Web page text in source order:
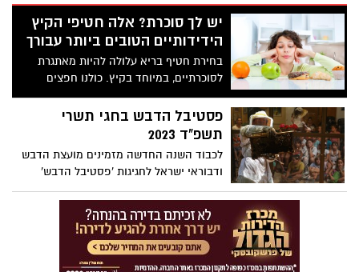
יש לך סוכרת? אלה חטיפי הקיץ
הידידותיים הטובים ביותר עבורך
בחירת חטיף בריא עלולה להיות מאתגרת
לסוכרתיים, במיוחד בקיץ. כולנו חפצים
במשהו שישביע לאורך זמן, שיהיה טעים, קריר
ושלא יעלה את רמת הסוכר בדם גבוה מדי.
הבשורות הטובות הן שיש מספר נשנושים
פסטיבל הדבש בחגי תשרי
תשפ"ד 2023
לכבוד השנה החדשה מזמינים מועצת הדבש
ודבוראי ישראל לחגיגות 'פסטיבל הדבש'
שיתקיימו לאורך חגי תשרי תשפ"ד 2023
במרכזי המבקרים במכוורות בדרום וברחבי
הארץ, לצד פעילות מעשירה ללמידה על
עולמן של הדבורים והדבוראים.